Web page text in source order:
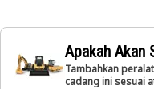
Apakah Akan
Tambahkan
cadang ini sesuai